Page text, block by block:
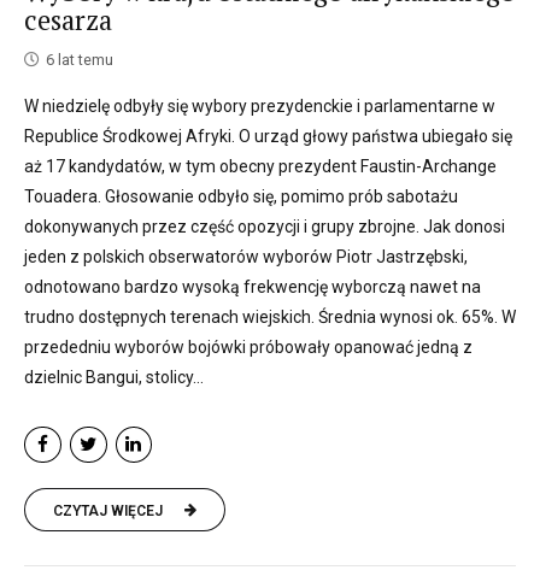
cesarza
6 lat temu
W niedzielę odbyły się wybory prezydenckie i parlamentarne w
Republice Środkowej Afryki. O urząd głowy państwa ubiegało się
aż 17 kandydatów, w tym obecny prezydent Faustin-Archange
Touadera. Głosowanie odbyło się, pomimo prób sabotażu
dokonywanych przez część opozycji i grupy zbrojne. Jak donosi
jeden z polskich obserwatorów wyborów Piotr Jastrzębski,
odnotowano bardzo wysoką frekwencję wyborczą nawet na
trudno dostępnych terenach wiejskich. Średnia wynosi ok. 65%. W
przededniu wyborów bojówki próbowały opanować jedną z
dzielnic Bangui, stolicy...
CZYTAJ WIĘCEJ